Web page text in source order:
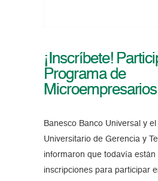
¡Inscríbete!
Programa de
Microempresarios
Banesco Banco Universal y
Universitario de Gerencia y
informaron que todavía están
inscripciones para participar